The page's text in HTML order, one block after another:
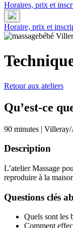
Horaires, prix et
Horaire, prix et
Retour aux ateliers
Qu’est-ce
90 minutes |
Description
L’atelier Massage
reproduire à la
Questions clés
Quels sont les
Comment